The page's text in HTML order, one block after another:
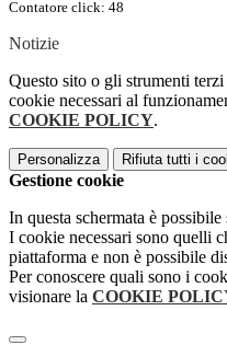
Contatore click: 48
Notizie
Questo sito o gli strumenti
cookie necessari al
COOKIE POLICY.
Personalizza Rifiuta tutti i
Gestione cookie
In questa schermata è
I cookie necessari sono quelli
piattaforma e non è possibile
Per conoscere quali sono i
visionare la COOKIE